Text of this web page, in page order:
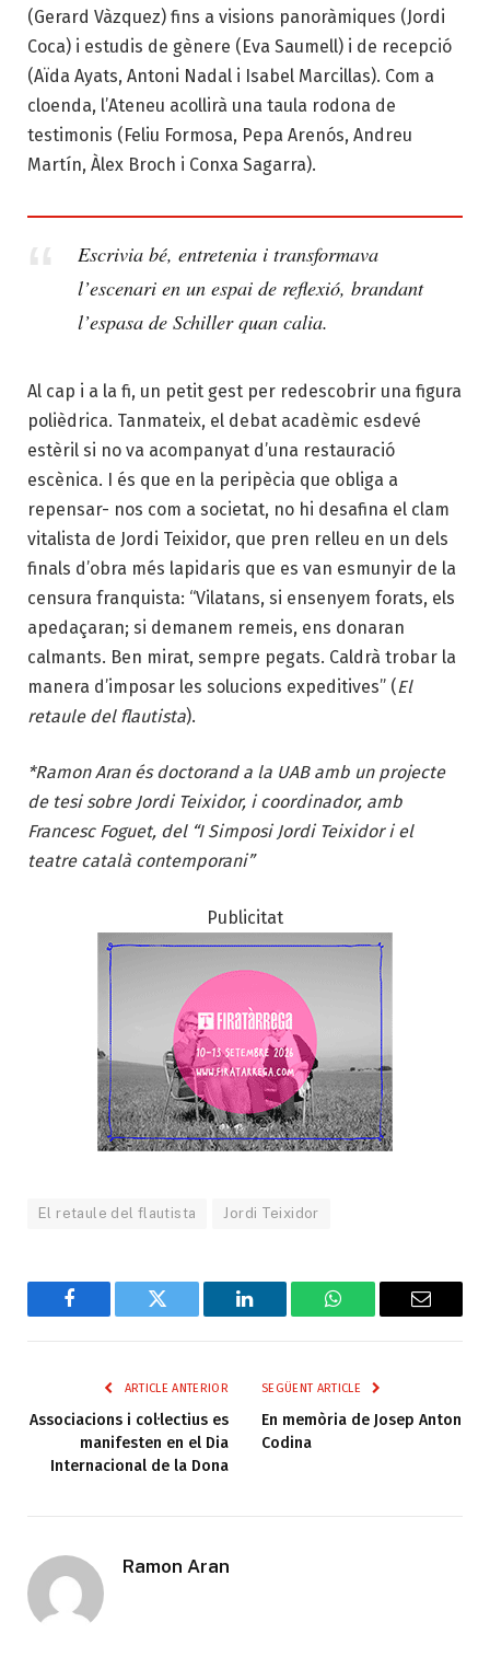
(Gerard Vàzquez) fins a visions panoràmiques (Jordi
Coca) i estudis de gènere (Eva Saumell) i de recepció
(Aïda Ayats, Antoni Nadal i Isabel Marcillas). Com a
cloenda, l’Ateneu acollirà una taula rodona de
testimonis (Feliu Formosa, Pepa Arenós, Andreu
Martín, Àlex Broch i Conxa Sagarra).
Escrivia bé, entretenia i transformava
l’escenari en un espai de reflexió, brandant
l’espasa de Schiller quan calia.
Al cap i a la fi, un petit gest per redescobrir una figura
polièdrica. Tanmateix, el debat acadèmic esdevé
estèril si no va acompanyat d’una restauració
escènica. I és que en la peripècia que obliga a
repensar- nos com a societat, no hi desafina el clam
vitalista de Jordi Teixidor, que pren relleu en un dels
finals d’obra més lapidaris que es van esmunyir de la
censura franquista: “Vilatans, si ensenyem forats, els
apedaçaran; si demanem remeis, ens donaran
calmants. Ben mirat, sempre pegats. Caldrà trobar la
manera d’imposar les solucions expeditives” (El
retaule del flautista).
*Ramon Aran és doctorand a la UAB amb un projecte
de tesi sobre Jordi Teixidor, i coordinador, amb
Francesc Foguet, del “I Simposi Jordi Teixidor i el
teatre català contemporani”
Publicitat
El retaule del flautista Jordi Teixidor
Facebook Twitter LinkedIn WhatsAppEmail
ARTICLE ANTERIOR
Associacions i col·lectius es
manifesten en el Dia
Internacional de la Dona
SEGÜENT ARTICLE
En memòria de Josep Anton
Codina
Ramon Aran